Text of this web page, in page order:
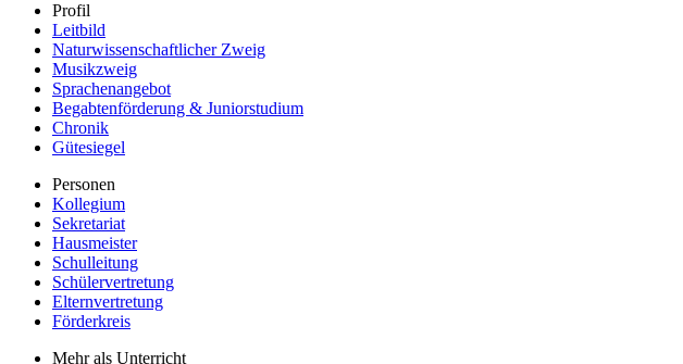
Profil
Leitbild
Naturwissenschaftlicher Zweig
Musikzweig
Sprachenangebot
Begabtenförderung & Juniorstudium
Chronik
Gütesiegel
Personen
Kollegium
Sekretariat
Hausmeister
Schulleitung
Schülervertretung
Elternvertretung
Förderkreis
Mehr als Unterricht